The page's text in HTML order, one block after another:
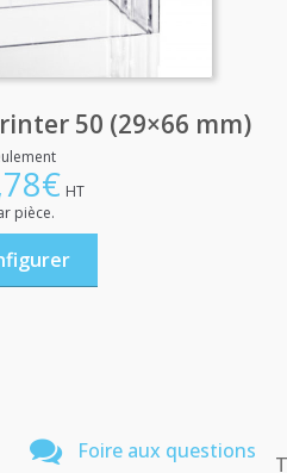
50 (29×66 mm)
€ HT
pièce.
Foire aux questions